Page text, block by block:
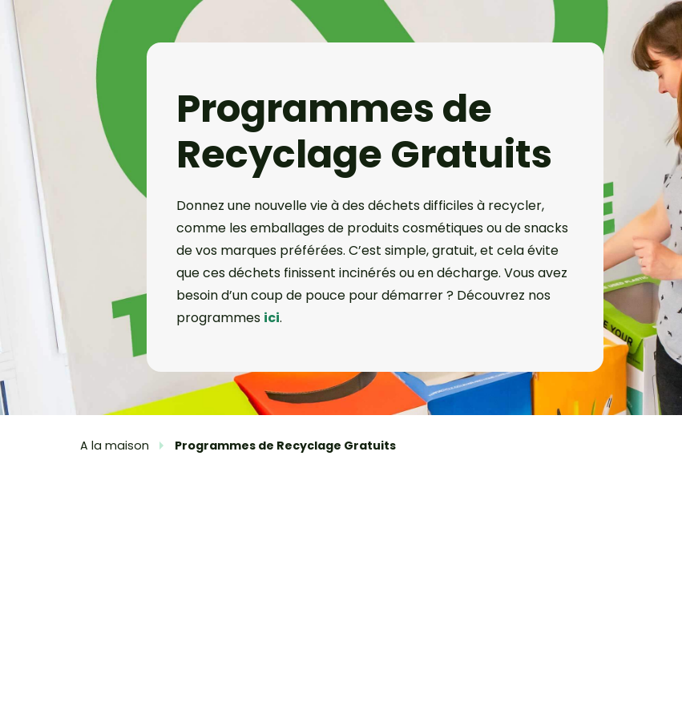
Programmes de
Recyclage Gratuits
Donnez une nouvelle vie à des déchets difficiles à recycler,
comme les emballages de produits cosmétiques ou de snacks
de vos marques préférées. C’est simple, gratuit, et cela évite
que ces déchets finissent incinérés ou en décharge. Vous avez
besoin d’un coup de pouce pour démarrer ? Découvrez nos
programmes ici.
A la maison Programmes de Recyclage Gratuits